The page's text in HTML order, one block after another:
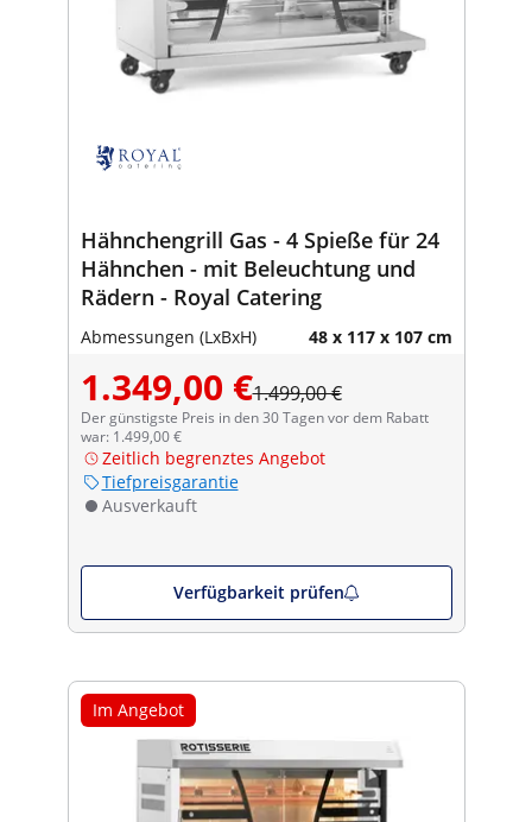
Hähnchengrill Gas - 4 Spieße für 24
Hähnchen - mit Beleuchtung und
Rädern - Royal Catering
Abmessungen (LxBxH) 48 x 117 x 107 cm
1.349,00 €1.499,00 €
Der günstigste Preis in den 30 Tagen vor dem Rabatt
war: 1.499,00 €
Zeitlich begrenztes Angebot
Tiefpreisgarantie
Ausverkauft
Verfügbarkeit prüfen
Im Angebot